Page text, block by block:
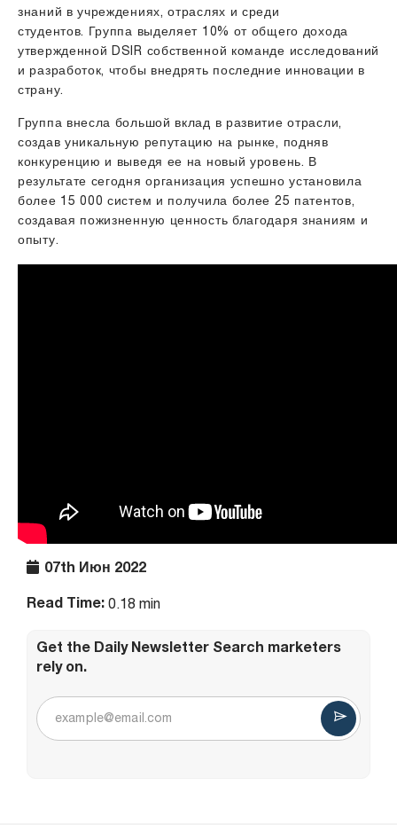
07th Июн 2022
Read Time: 0.18 min
Get the Daily Newsletter Search marketers
rely on.
знаний в учреждениях, отраслях и среди
студентов. Группа выделяет 10% от общего дохода
утвержденной DSIR собственной команде исследований
и разработок, чтобы внедрять последние инновации в
страну.
Группа внесла большой вклад в развитие отрасли,
создав уникальную репутацию на рынке, подняв
конкуренцию и выведя ее на новый уровень. В
результате сегодня организация успешно установила
более 15 000 систем и получила более 25 патентов,
создавая пожизненную ценность благодаря знаниям и
опыту.